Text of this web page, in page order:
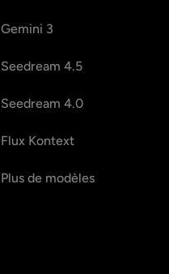
Gemini 3
Seedream 4.5
Seedream 4.0
Flux Kontext
Plus de modèles